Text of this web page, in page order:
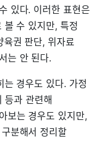
있다. 이러한 표현은
볼 수 있지만, 특정
육권 판단, 위자료
는 안 된다.
는 경우도 있다. 가정
등과 관련해
보는 경우도 있지만,
분해서 정리할